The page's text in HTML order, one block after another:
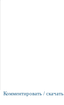
Комментировать / скачать